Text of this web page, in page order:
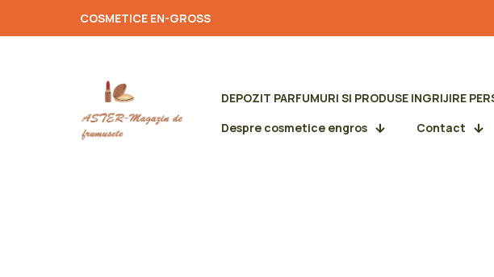
COSMETICE EN-GROSS
DEPOZIT PARFUMURI SI PRODUSE INGRIJIRE
Despre cosmetice engros
Contact